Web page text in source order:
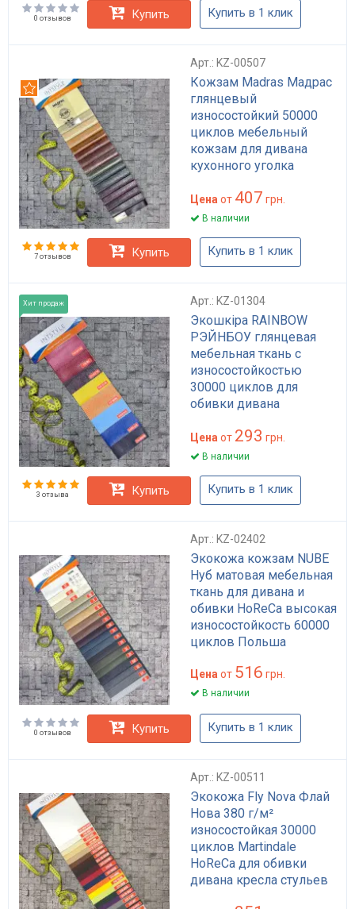
0 отзывов Купить Купить в 1 клик
Арт.: KZ-00507
Кожзам Madras Мадрас
глянцевый
износостойкий 50000
циклов мебельный
кожзам для дивана
кухонного уголка
бежевый плотность 460
г/м²
Рекомендуем
Цена от 407 грн.
В наличии
7 отзывов Купить Купить в 1 клик
Хит продаж Арт.: KZ-01304
Экошкіра RAINBOW
РЭЙНБОУ глянцевая
мебельная ткань с
износостойкостью
30000 циклов для
обивки дивана
HoReCa прочная кожзам
Цена от 293 грн.
В наличии
3 отзыва Купить Купить в 1 клик
Арт.: KZ-02402
Экокожа кожзам NUBE
Нуб матовая мебельная
ткань для дивана и
обивки HoReCa высокая
износостойкость 60000
циклов Польша
Цена от 516 грн.
В наличии
0 отзывов Купить Купить в 1 клик
Арт.: KZ-00511
Экокожа Fly Nova Флай
Нова 380 г/м²
износостойкая 30000
циклов Martindale
HoReCa для обивки
дивана кресла стульев